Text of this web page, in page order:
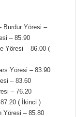
Burdur Yöresi –
– 85.90
Yöresi – 86.00 (
Yöresi – 83.90
– 83.60
– 76.20
( İkinci )
Yöresi – 85.80